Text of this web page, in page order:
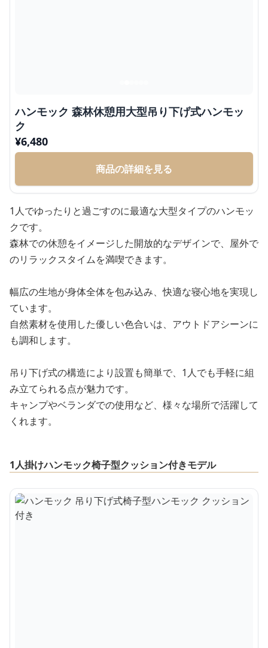
ハンモック 森林休憩用大型吊り下げ式ハンモッ
ク
¥6,480
商品の詳細を見る
1人でゆったりと過ごすのに最適な大型タイプのハンモッ
クです。
森林での休憩をイメージした開放的なデザインで、屋外で
のリラックスタイムを満喫できます。
幅広の生地が身体全体を包み込み、快適な寝心地を実現し
ています。
自然素材を使用した優しい色合いは、アウトドアシーンに
も調和します。
吊り下げ式の構造により設置も簡単で、1人でも手軽に組
み立てられる点が魅力です。
キャンプやベランダでの使用など、様々な場所で活躍して
くれます。
1人掛けハンモック椅子型クッション付きモデル